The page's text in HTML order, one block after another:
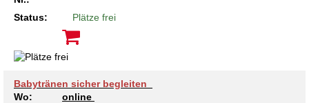
Status: Plätze frei
Babytränen sicher begleiten
Wo:
online